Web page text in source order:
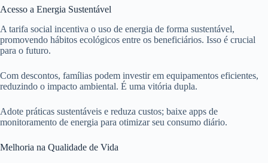
Acesso a Energia Sustentável
A tarifa social incentiva o uso de energia de forma sustentável,
promovendo hábitos ecológicos entre os beneficiários. Isso é crucial
para o futuro.
Com descontos, famílias podem investir em equipamentos eficientes,
reduzindo o impacto ambiental. É uma vitória dupla.
Adote práticas sustentáveis e reduza custos; baixe apps de
monitoramento de energia para otimizar seu consumo diário.
Melhoria na Qualidade de Vida